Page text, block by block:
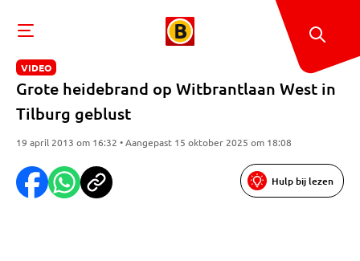
VIDEO
Grote heidebrand op Witbrantlaan West in
Tilburg geblust
19 april 2013 om 16:32 • Aangepast 15 oktober 2025 om 18:08
Hulp bij lezen